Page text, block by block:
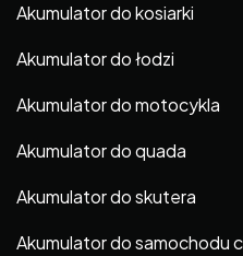
Akumulator do kosiarki
Akumulator do łodzi
Akumulator do motocykla
Akumulator do quada
Akumulator do skutera
Akumulator do samochodu